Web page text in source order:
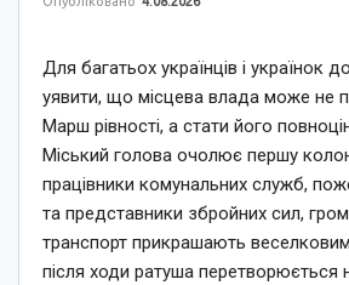
Для багатьох українців і українок
уявити, що місцева влада може не
Марш рівності, а стати його
Міський голова очолює першу
працівники комунальних служб,
та представники збройних сил,
транспорт прикрашають
після ходи ратуша перетворюється